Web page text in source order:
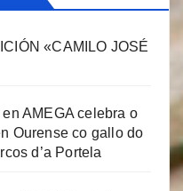
«CAMILO JOSÉ
enAMEGA celebra o
Ourense co gallo do
d’a Portela